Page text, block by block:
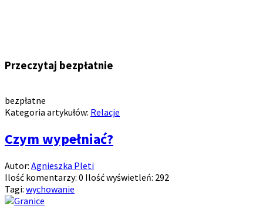
Przeczytaj bezpłatnie
bezpłatne
Kategoria artykułów: Relacje
Czym wypełniać?
Autor: Agnieszka Pleti
Ilość komentarzy: 0 Ilość wyświetleń: 292
Tagi: wychowanie